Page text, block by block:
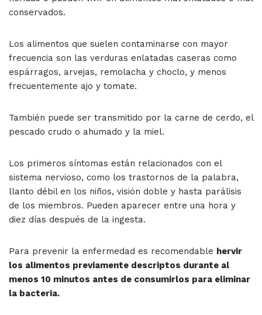
conservados.
Los alimentos que suelen contaminarse con mayor
frecuencia son las verduras enlatadas caseras como
espárragos, arvejas, remolacha y choclo, y menos
frecuentemente ajo y tomate.
También puede ser transmitido por la carne de cerdo, el
pescado crudo o ahumado y la miel.
Los primeros síntomas están relacionados con el
sistema nervioso, como los trastornos de la palabra,
llanto débil en los niños, visión doble y hasta parálisis
de los miembros. Pueden aparecer entre una hora y
diez días después de la ingesta.
Para prevenir la enfermedad es recomendable hervir
los alimentos previamente descriptos durante al
menos 10 minutos antes de consumirlos para eliminar
la bacteria.